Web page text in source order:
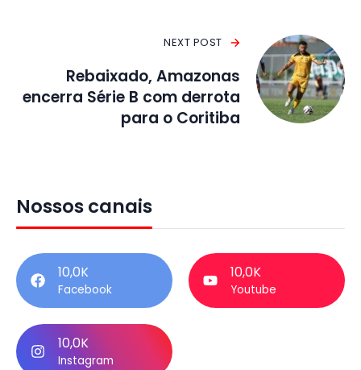
NEXT POST
Rebaixado, Amazonas
encerra Série B com derrota
para o Coritiba
Nossos canais
10,0K
Facebook
10,0K
Youtube
10,0K
Instagram